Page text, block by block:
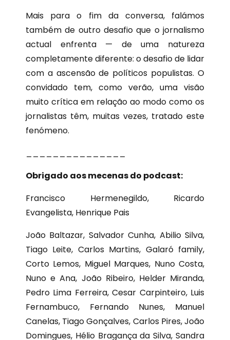
Mais para o fim da conversa, falámos
também de outro desafio que o jornalismo
actual enfrenta — de uma natureza
completamente diferente: o desafio de lidar
com a ascensão de políticos populistas. O
convidado tem, como verão, uma visão
muito crítica em relação ao modo como os
jornalistas têm, muitas vezes, tratado este
fenómeno.
Obrigado aos mecenas do podcast:
Francisco Hermenegildo, Ricardo
Evangelista, Henrique Pais
João Baltazar, Salvador Cunha, Abilio Silva,
Tiago Leite, Carlos Martins, Galaró family,
Corto Lemos, Miguel Marques, Nuno Costa,
Nuno e Ana, João Ribeiro, Helder Miranda,
Pedro Lima Ferreira, Cesar Carpinteiro, Luis
Fernambuco, Fernando Nunes, Manuel
Canelas, Tiago Gonçalves, Carlos Pires, João
Domingues, Hélio Bragança da Silva, Sandra